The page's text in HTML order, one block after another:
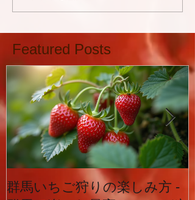
Featured Posts
群馬いちご狩りの楽しみ方 -